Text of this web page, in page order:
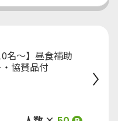
名～】昼食補助
協賛品付